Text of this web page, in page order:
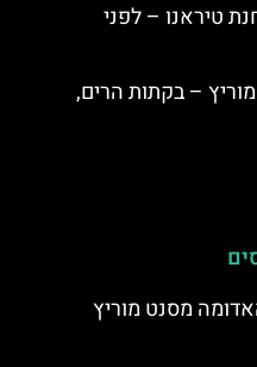
טיראנו – לפני
– בקתות הרים,
מסנט מוריץ